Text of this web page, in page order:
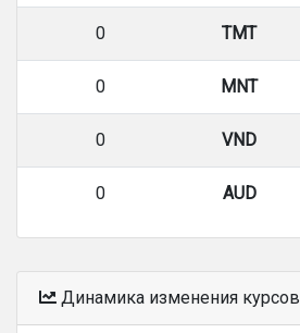
0 TMT
0 MNT
0 VND
0 AUD
Динамика изменения курсов